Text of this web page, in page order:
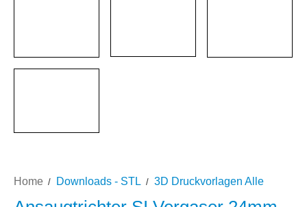
Home Downloads - STL 3D Druckvorlagen Alle